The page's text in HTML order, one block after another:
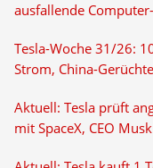
ausfallende
Tesla-Woche 31/26:
Strom, China-
Aktuell: Tesla prüft
mit SpaceX, CEO